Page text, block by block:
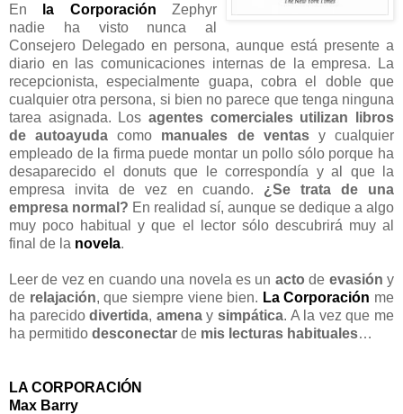
En
la Corporación Zephyr
nadie ha visto nunca al
Consejero Delegado en persona, aunque está presente a
diario en las comunicaciones internas de la empresa. La
recepcionista, especialmente guapa, cobra el doble que
cualquier otra persona, si bien no parece que tenga ninguna
tarea asignada. Los agentes comerciales utilizan
libros
de autoayuda como manuales de ventas y cualquier
empleado de la firma puede montar un pollo sólo porque ha
desaparecido el donuts que le correspondía y al que la
empresa invita de vez en cuando. ¿Se trata de una
empresa normal? En realidad sí, aunque se dedique a algo
muy poco habitual y que el lector sólo descubrirá muy al
final de la novela.
Leer de vez en cuando una novela es un acto de evasión y
de relajación, que siempre viene bien. La Corporación me
ha parecidodivertida, amenaysimpática. A la vez que me
ha permitido desconectar de mis lecturas habituales…
LA CORPORACIÓN
Max Barry